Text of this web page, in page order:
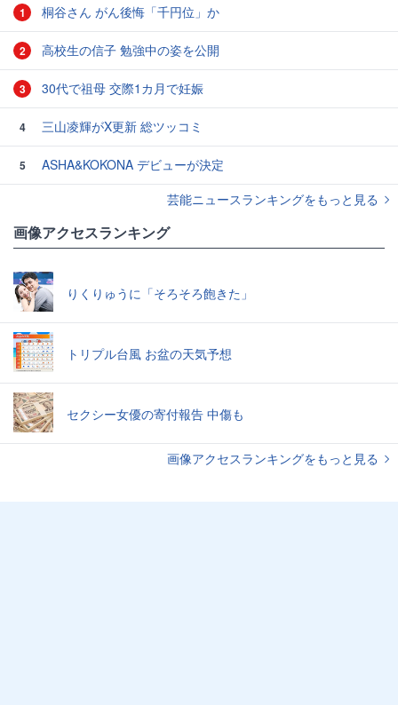
1 桐谷さん がん後悔「千円位」か
2 高校生の信子 勉強中の姿を公開
3 30代で祖母 交際1カ月で妊娠
4 三山凌輝がX更新 総ツッコミ
5
ASHA&KOKONA デビューが決定
芸能ニュースランキングをもっと見る
画像アクセスランキング
りくりゅうに「そろそろ飽きた」
トリプル台風 お盆の天気予想
セクシー女優の寄付報告 中傷も
画像アクセスランキングをもっと見る